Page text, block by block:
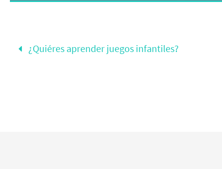
¿Quiéres aprender juegos infantiles?